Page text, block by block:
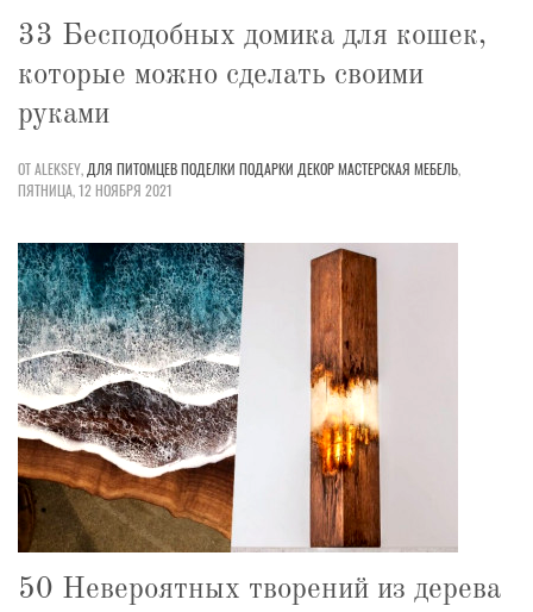
33 Бесподобных домика для кошек,
которые можно сделать своими
руками
ОТ ALEKSEY, ДЛЯ ПИТОМЦЕВПОДЕЛКИ ПОДАРКИ ДЕКОРМАСТЕРСКАЯ МЕБЕЛЬ,
ПЯТНИЦА, 12 НОЯБРЯ 2021
50 Невероятных творений из дерева